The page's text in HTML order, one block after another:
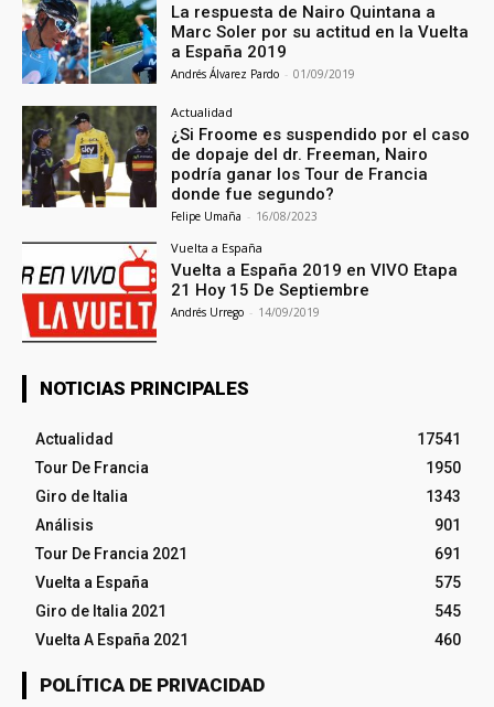
La respuesta de Nairo Quintana a
Marc Soler por su actitud en la Vuelta
a España 2019
Andrés Álvarez Pardo - 01/09/2019
Actualidad
¿Si Froome es suspendido por el caso
de dopaje del dr. Freeman, Nairo
podría ganar los Tour de Francia
donde fue segundo?
Felipe Umaña - 16/08/2023
Vuelta a España
Vuelta a España 2019 en VIVO Etapa
21 Hoy 15 De Septiembre
Andrés Urrego - 14/09/2019
NOTICIAS PRINCIPALES
Actualidad
17541
Tour De Francia
1950
Giro de Italia
1343
Análisis
901
Tour De Francia 2021
691
Vuelta a España
575
Giro de Italia 2021
545
Vuelta A España 2021
460
POLÍTICA DE PRIVACIDAD